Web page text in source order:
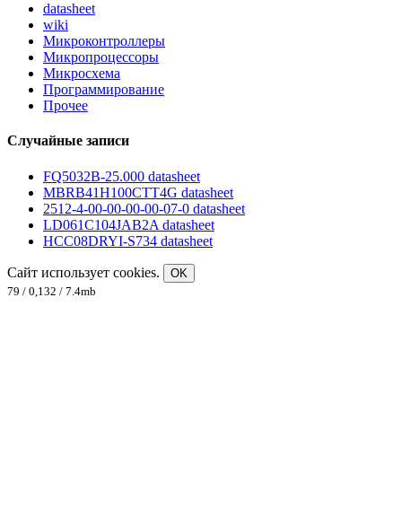
datasheet
wiki
Микроконтроллеры
Микропроцессоры
Микросхема
Программирование
Прочее
Случайные записи
FQ5032B-25.000 datasheet
MBRB41H100CTT4G datasheet
2512-4-00-00-00-00-07-0 datasheet
LD061C104JAB2A datasheet
HCC08DRYI-S734 datasheet
Сайт использует cookies.
OK
79 / 0,132 / 7.4mb